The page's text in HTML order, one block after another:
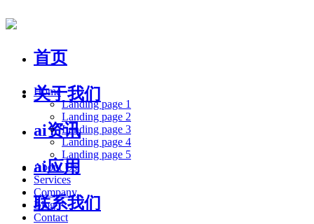
首页
关于我们
ai资讯
ai应用
联系我们
Home
Landing page 1
Landing page 2
Landing page 3
Landing page 4
Landing page 5
About Us
Services
Company
Blog
Contact